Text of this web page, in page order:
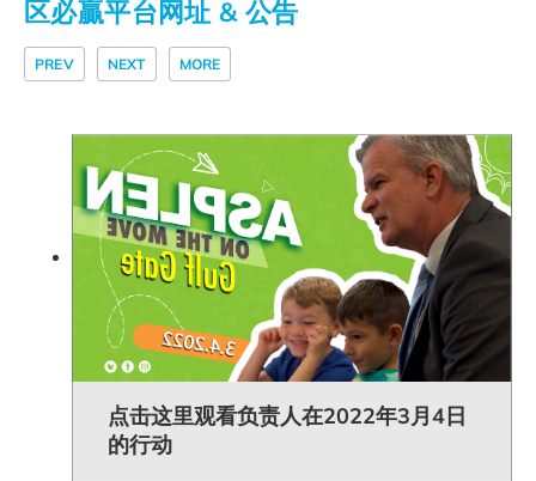
区必贏平台网址 & 公告
PREV NEXT MORE
点击这里观看负责人在2022年3月4日
的行动